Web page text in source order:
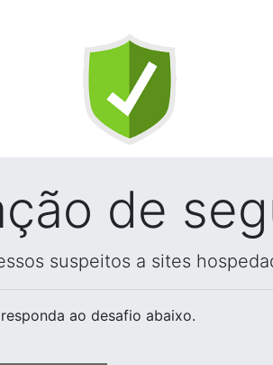
de
suspeitos a sites
ao desafio abaixo.